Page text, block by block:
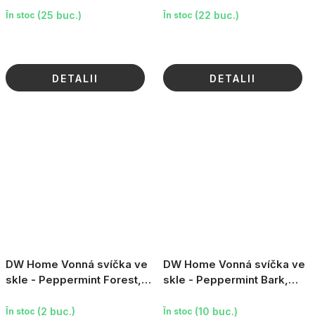
În stoc (25 buc.)
DETALII
În stoc (22 buc.)
DETALII
DW Home Vonná svíčka ve
skle - Peppermint Forest,
În stoc (2 buc.)
DW Home Vonná svíčka ve
skle - Peppermint Bark,
În stoc (10 buc.)